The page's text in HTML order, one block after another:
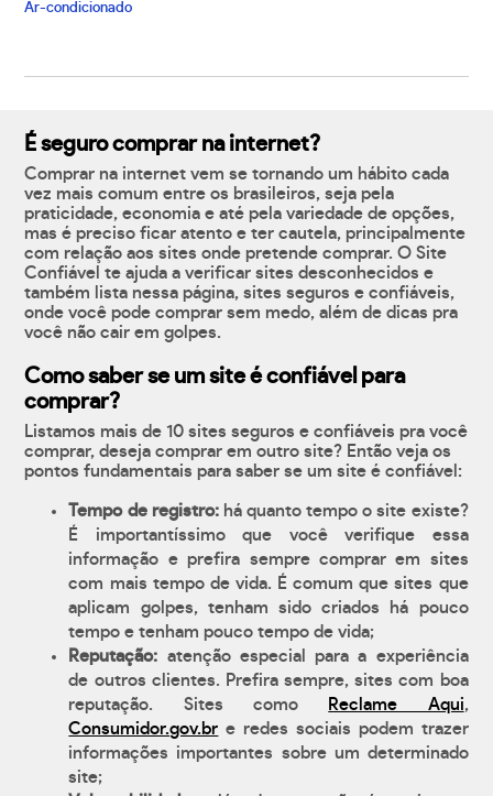
Ar-condicionado
É seguro comprar na internet?
Comprar na internet vem se tornando um hábito cada
vez mais comum entre os brasileiros, seja pela
praticidade, economia e até pela variedade de opções,
mas é preciso ficar atento e ter cautela, principalmente
com relação aos sites onde pretende comprar. O Site
Confiável te ajuda a verificar sites desconhecidos e
também lista nessa página, sites seguros e confiáveis,
onde você pode comprar sem medo, além de dicas pra
você não cair em golpes.
Como saber se um site é confiável para
comprar?
Listamos mais de 10 sites seguros e confiáveis pra você
comprar, deseja comprar em outro site? Então veja os
pontos fundamentais para saber se um site é confiável:
Tempo de registro:há quanto tempo o site existe?
É importantíssimo que você verifique essa
informação e prefira sempre comprar em sites
com mais tempo de vida. É comum que sites que
aplicam golpes, tenham sido criados há pouco
tempo e tenham pouco tempo de vida;
Reputação: atenção especial para a experiência
de outros clientes. Prefira sempre, sites com boa
reputação. Sites como
Reclame Aqui,
Consumidor.gov.br e redes sociais podem trazer
informações importantes sobre um determinado
site;